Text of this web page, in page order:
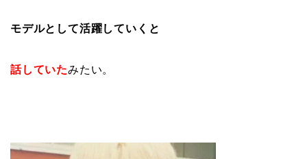
モデルとして活躍していくと
話していたみたい。